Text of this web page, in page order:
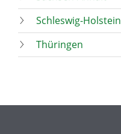
Schleswig-Holstein
Thüringen